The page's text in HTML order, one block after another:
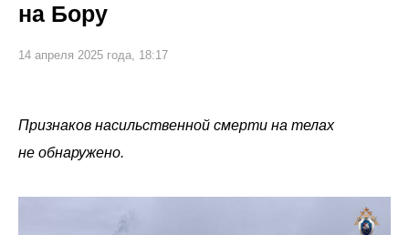
на Бору
14 апреля 2025 года, 18:17
Признаков насильственной смерти на телах
не обнаружено.